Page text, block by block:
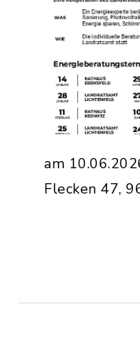
am
Flecken 47,